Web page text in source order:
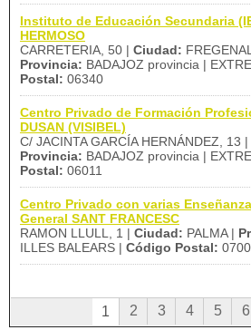
Instituto de Educación Secundaria
HERMOSO
CARRETERIA, 50 | Ciudad:
Provincia: BADAJOZ provincia |
Postal: 06340
Centro Privado de Formación
DUSAN (VISIBEL)
C/ JACINTA GARCÍA HERNÁNDEZ, 13 |
Provincia: BADAJOZ provincia |
Postal: 06011
Centro Privado con varias
General SANT FRANCESC
RAMON LLULL, 1 | Ciudad: PALMA |
ILLES BALEARS | Código Postal:
1 2 3 4 5 6